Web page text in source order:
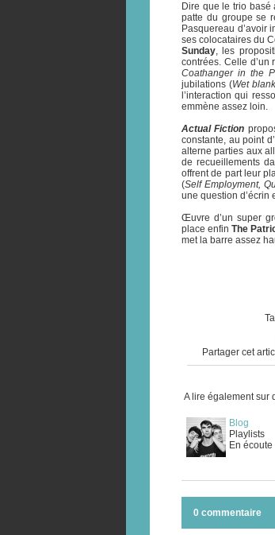
Dire que le trio basé
patte du groupe se
Pasquereau d’avoir
ses colocataires du
Sunday, les
contrées. Celle d’un
Coathanger in the
jubilations (Wet
l’interaction qui
emmène assez loin.
Actual Fiction
constante, au point
alterne parties aux
de recueillements
offrent de part leur
(Self Employment,
une question d’écrin
Œuvre d’un super
place enfinThe
met la barre assez
Partager cet
A lire également sur
Blog
Playlists
En
0 commentaire